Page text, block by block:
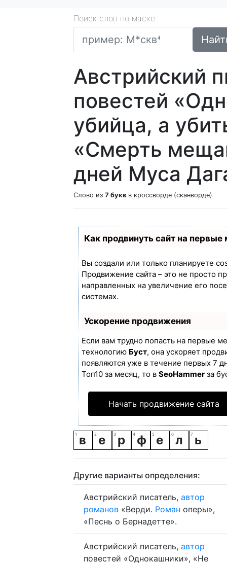
Поиск слов по маске
Австрийский
повестей
убийца, а
«Смерть
дней Муса
Слово из 7 букв в кроссворде (сканворде)
Как продвинуть сайт на первые
Вы создали или только планируете
Продвижение сайта – это не просто
направленных на увеличение его
системах.
Ускорение продвижения
Если вам трудно попасть на первые
технологию Буст, она ускоряет
появляются уже в течение первых 7
Топ10 за месяц, то в SeoHammer за
Начать продвижение сайта
в е р ф е л ь
Другие варианты определения:
Австрийский писатель, автор
романов «Верди. Роман оперы»,
«Песнь о Бернадетте».
Австрийский писатель, автор
повестей «Однокашники», «Не